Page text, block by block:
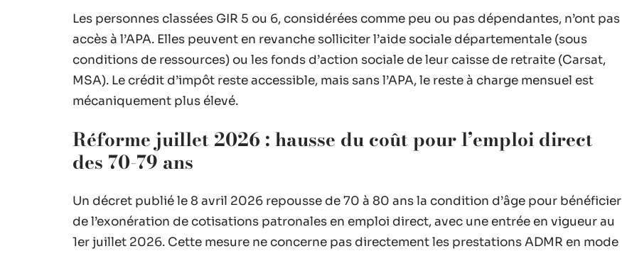
Les personnes classées GIR 5 ou 6, considérées comme peu ou pas dépendantes, n’ont pas
accès à l’APA. Elles peuvent en revanche solliciter l’aide sociale départementale (sous
conditions de ressources) ou les fonds d’action sociale de leur caisse de retraite (Carsat,
MSA). Le crédit d’impôt reste accessible, mais sans l’APA, le reste à charge mensuel est
mécaniquement plus élevé.
Réforme juillet 2026 : hausse du coût pour l’emploi direct
des 70-79 ans
Un décret publié le 8 avril 2026 repousse de 70 à 80 ans la condition d’âge pour bénéficier
de l’exonération de cotisations patronales en emploi direct, avec une entrée en vigueur au
1er juillet 2026. Cette mesure ne concerne pas directement les prestations ADMR en mode